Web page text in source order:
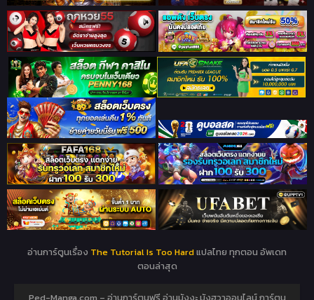
อ่านการ์ตูนเรื่อง The Tutorial Is Too Hardแปลไทย ทุกตอน อัพเดท
ตอนล่าสุด